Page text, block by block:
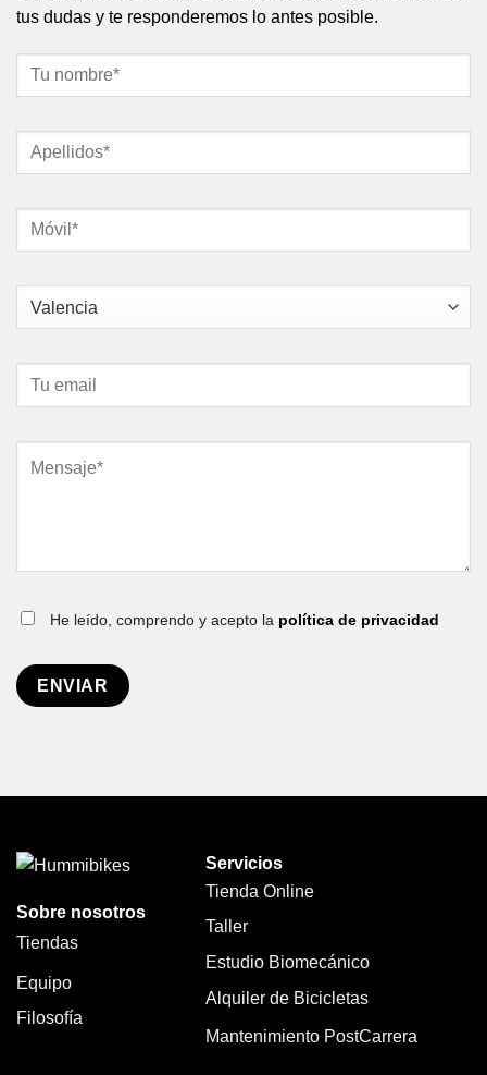
tus dudas y te responderemos lo antes posible.
He leído, comprendo y acepto la política de privacidad
Sobre nosotros
Tiendas
Equipo
Filosofía
Servicios
Tienda Online
Taller
Estudio Biomecánico
Alquiler de Bicicletas
Mantenimiento PostCarrera